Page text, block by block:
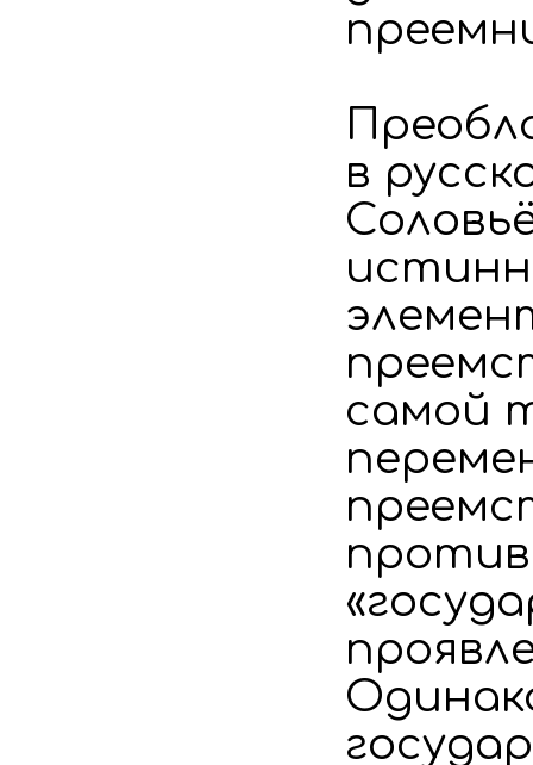
в
самой